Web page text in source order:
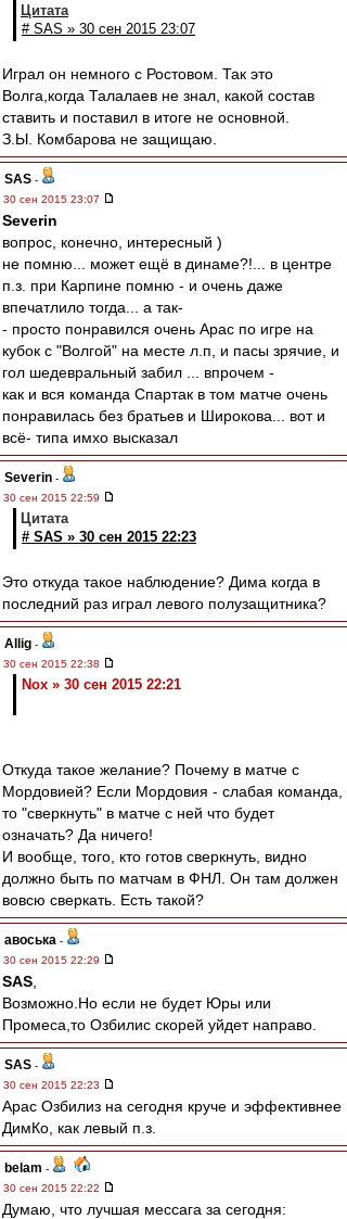
Цитата
# SAS » 30 сен 2015 23:07
Играл он немного с Ростовом. Так это
Волга,когда Талалаев не знал, какой состав
ставить и поставил в итоге не основной.
З.Ы. Комбарова не защищаю.
SAS -
30 сен 2015 23:07
Severin
вопрос, конечно, интересный )
не помню... может ещё в динаме?!... в центре
п.з. при Карпине помню - и очень даже
впечатлило тогда... а так-
- просто понравился очень Арас по игре на
кубок с "Волгой" на месте л.п, и пасы зрячие, и
гол шедевральный забил ... впрочем -
как и вся команда Спартак в том матче очень
понравилась без братьев и Широкова... вот и
всё- типа имхо высказал
Severin -
30 сен 2015 22:59
Цитата
# SAS » 30 сен 2015 22:23
Это откуда такое наблюдение? Дима когда в
последний раз играл левого полузащитника?
Allig -
30 сен 2015 22:38
Nox » 30 сен 2015 22:21
Откуда такое желание? Почему в матче с
Мордовией? Если Мордовия - слабая команда,
то "сверкнуть" в матче с ней что будет
означать? Да ничего!
И вообще, того, кто готов сверкнуть, видно
должно быть по матчам в ФНЛ. Он там должен
вовсю сверкать. Есть такой?
авоська -
30 сен 2015 22:29
SAS
Возможно.Но если не будет Юры или
Промеса,то Озбилис скорей уйдет направо.
SAS -
30 сен 2015 22:23
Арас Озбилиз на сегодня круче и эффективнее
ДимКо, как левый п.з.
belam -
30 сен 2015 22:22
Думаю, что лучшая мессага за сегодня: